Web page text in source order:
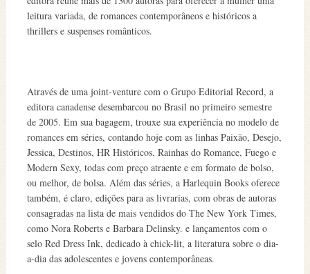
leitura variada, de romances contemporâneos e históricos a
thrillers e suspenses românticos.
Através de uma joint-venture com o Grupo Editorial Record, a
editora canadense desembarcou no Brasil no primeiro semestre
de 2005. Em sua bagagem, trouxe sua experiência no modelo de
romances em séries, contando hoje com as linhas Paixão, Desejo,
Jessica, Destinos, HR Históricos, Rainhas do Romance, Fuego e
Modern Sexy, todas com preço atraente e em formato de bolso,
ou melhor, de bolsa. Além das séries, a Harlequin Books oferece
também, é claro, edições para as livrarias, com obras de autoras
consagradas na lista de mais vendidos do The New York Times,
como Nora Roberts e Barbara Delinsky. e lançamentos com o
selo Red Dress Ink, dedicado à chick-lit, a literatura sobre o dia-
a-dia das adolescentes e jovens contemporâneas.